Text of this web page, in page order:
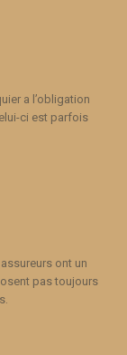
a l’obligation
ci est parfois
ont un
pas toujours